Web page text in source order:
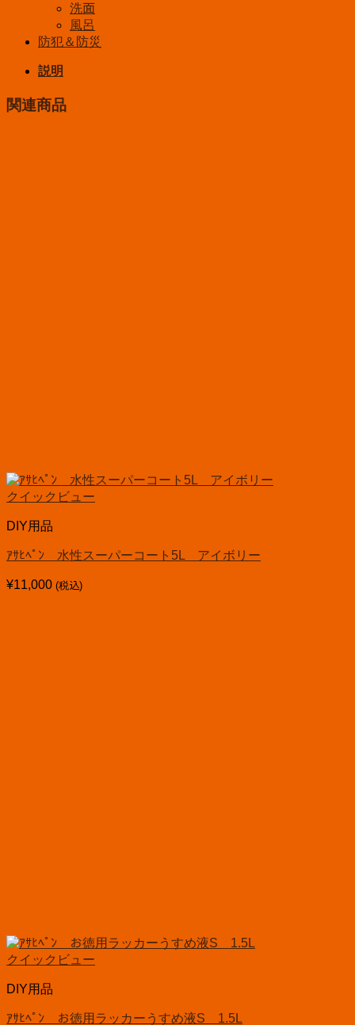
洗面
風呂
防犯＆防災
説明
関連商品
クイックビュー
DIY用品
ｱｻﾋﾍﾟﾝ 水性スーパーコート5L アイボリー
¥11,000 (税込)
クイックビュー
DIY用品
ｱｻﾋﾍﾟﾝ お徳用ラッカーうすめ液S 1.5L